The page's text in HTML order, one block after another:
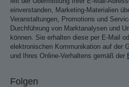
einverstanden, Marketing-Materialien
Veranstaltungen, Promotions und
Durchführung von Marktanalysen und
können. Sie erhalten diese per E-Mail
elektronischen Kommunikation auf der
und Ihres Online-Verhaltens gemäß der
Folgen